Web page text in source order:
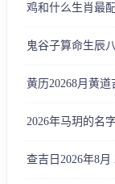
鸡和什么生肖最
鬼谷子算命生辰
黄历20268月黄道
2026年马玥的名
查吉日2026年8月